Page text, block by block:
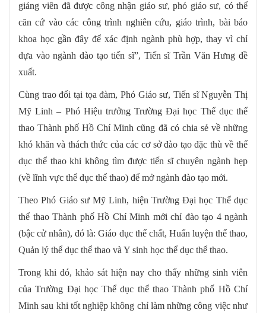
giảng viên đã được công nhận giáo sư, phó giáo sư, có thể
căn cứ vào các công trình nghiên cứu, giáo trình, bài báo
khoa học gần đây để xác định ngành phù hợp, thay vì chỉ
dựa vào ngành đào tạo tiến sĩ”, Tiến sĩ Trần Văn Hưng đề
xuất.
Cùng trao đổi tại tọa đàm, Phó Giáo sư, Tiến sĩ Nguyễn Thị
Mỹ Linh – Phó Hiệu trưởng Trường Đại học Thể dục thể
thao Thành phố Hồ Chí Minh cũng đã có chia sẻ về những
khó khăn và thách thức của các cơ sở đào tạo đặc thù về thể
dục thể thao khi không tìm được tiến sĩ chuyên ngành hẹp
(về lĩnh vực thể dục thể thao) để mở ngành đào tạo mới.
Theo Phó Giáo sư Mỹ Linh, hiện Trường Đại học Thể dục
thể thao Thành phố Hồ Chí Minh mới chỉ đào tạo 4 ngành
(bậc cử nhân), đó là: Giáo dục thể chất, Huấn luyện thể thao,
Quản lý thể dục thể thao và Y sinh học thể dục thể thao.
Trong khi đó, khảo sát hiện nay cho thấy những sinh viên
của Trường Đại học Thể dục thể thao Thành phố Hồ Chí
Minh sau khi tốt nghiệp không chỉ làm những công việc như